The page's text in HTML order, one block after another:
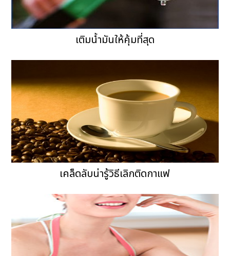
เติมน้ำมันให้คุ้มที่สุด
เคล็ดลับน่ารู้วิธีเลิกติดกาแฟ